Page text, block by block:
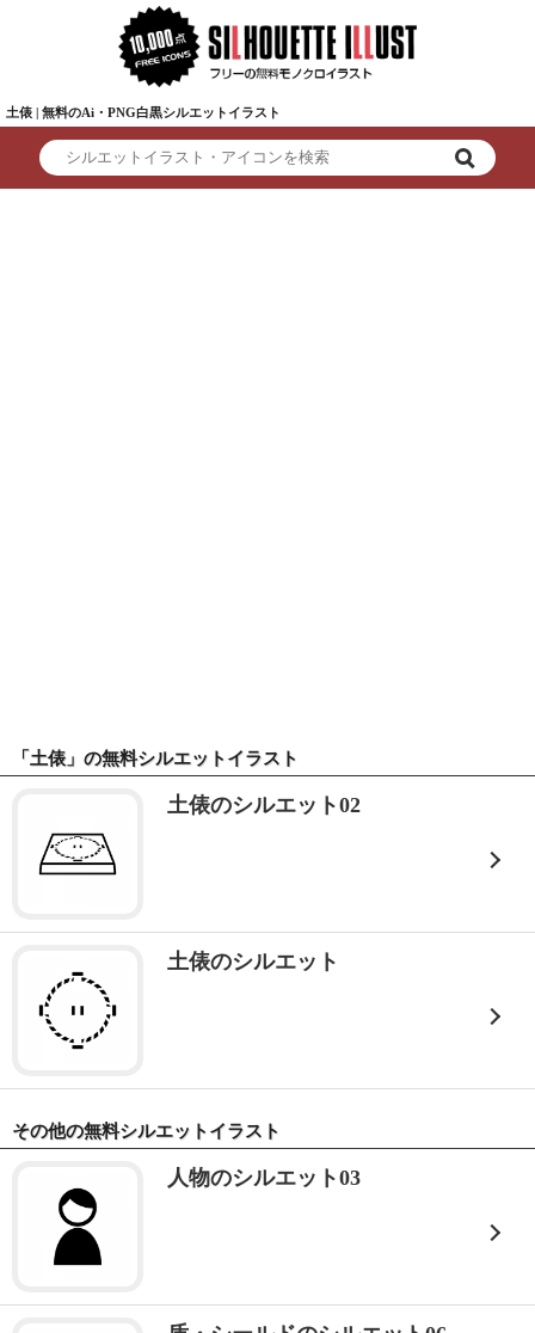
土俵 | 無料のAi・PNG白黒シルエットイラスト
「土俵」の無料シルエットイラスト
土俵のシルエット02
土俵のシルエット
その他の無料シルエットイラスト
人物のシルエット03